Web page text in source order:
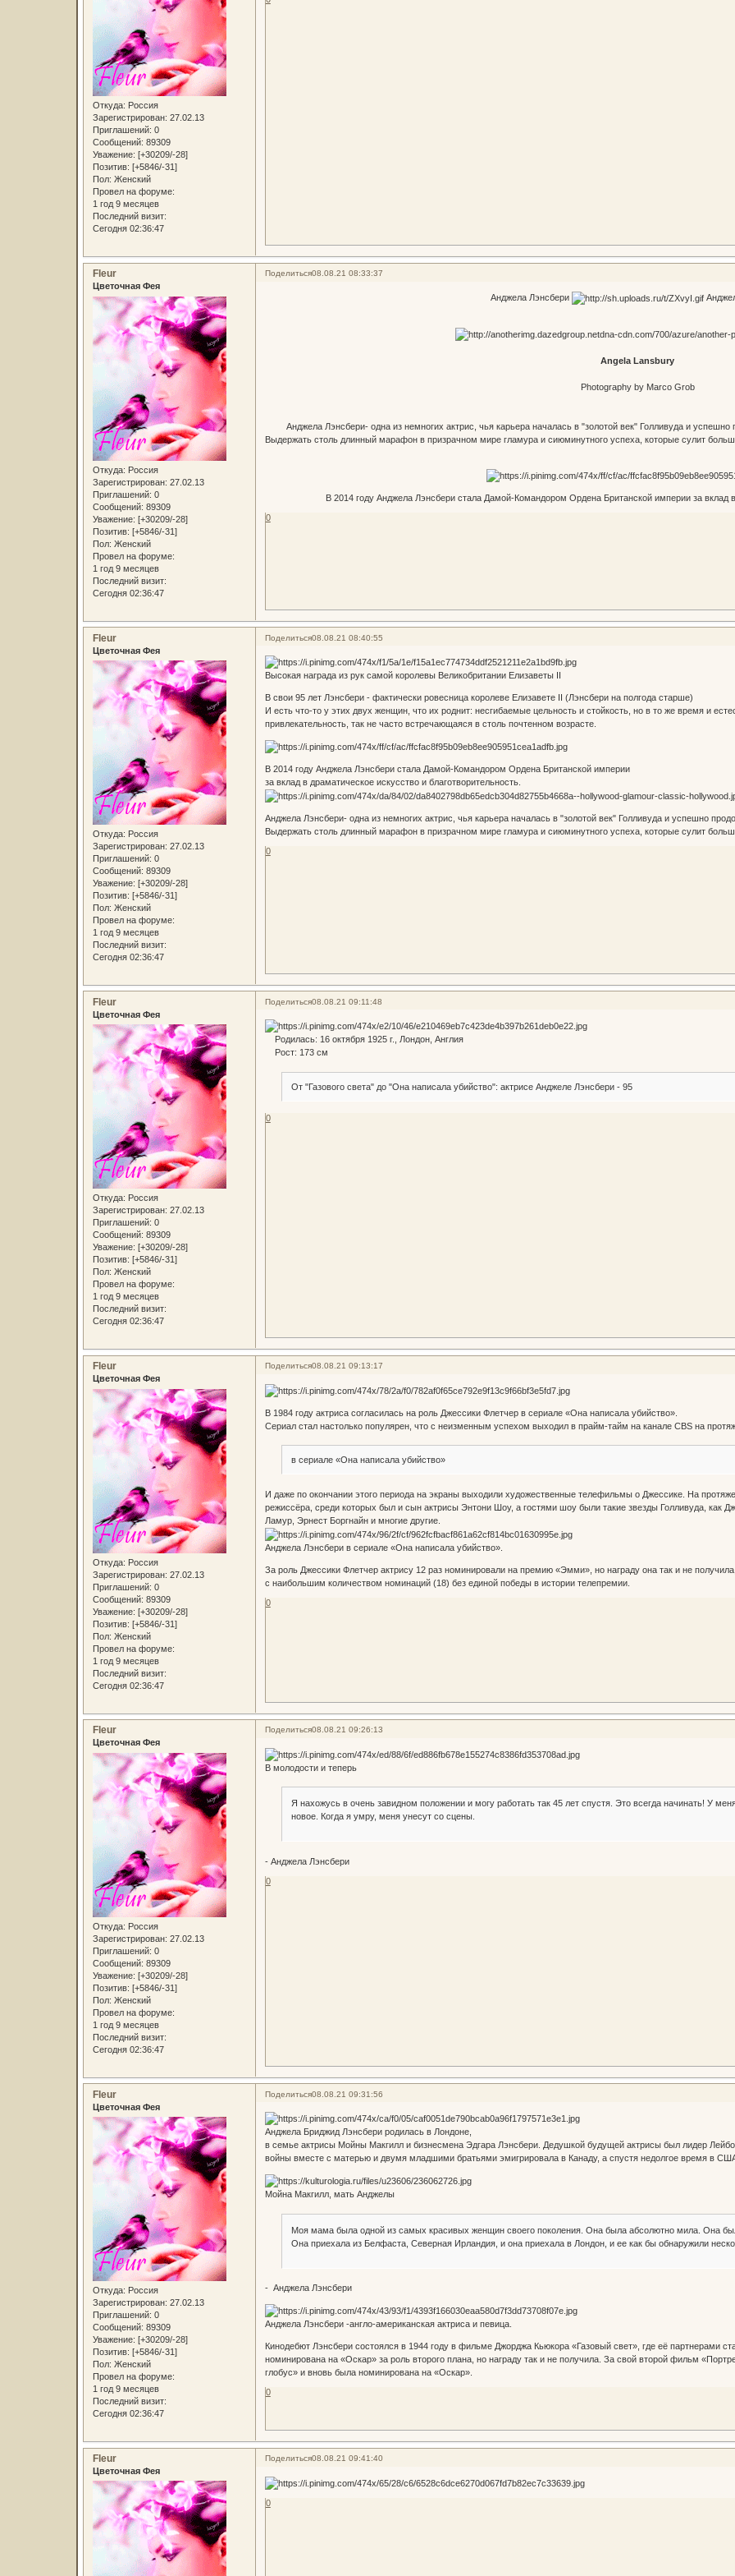
Откуда: Россия
Зарегистрирован: 27.02.13
Приглашений: 0
Сообщений: 89309
Уважение: [+30209/-28]
Позитив: [+5846/-31]
Пол: Женский
Провел на форуме:
1 год 9 месяцев
Последний визит:
Сегодня 02:36:47
Поделиться08.08.21 08:33:37
Fleur
Цветочная Фея
Откуда: Россия
Зарегистрирован: 27.02.13
Приглашений: 0
Сообщений: 89309
Уважение: [+30209/-28]
Позитив: [+5846/-31]
Пол: Женский
Провел на форуме:
1 год 9 месяцев
Последний визит:
Сегодня 02:36:47
Анджела Лэнсбери
Angela Lansbury
Photography by Marco Grob
Анджела Лэнсбери- одна из немногих актрис, чья карьера началась в "золотой век" Голливуда и
Выдержать столь длинный марафон в призрачном мире гламура и сиюминутного успеха, которые сулит
В 2014 году Анджела Лэнсбери стала Дамой-Командором Ордена Британской империи за вклад в
0
Поделиться08.08.21 08:40:55
Fleur
Цветочная Фея
Откуда: Россия
Зарегистрирован: 27.02.13
Приглашений: 0
Сообщений: 89309
Уважение: [+30209/-28]
Позитив: [+5846/-31]
Пол: Женский
Провел на форуме:
1 год 9 месяцев
Последний визит:
Сегодня 02:36:47
Высокая награда из рук самой королевы Великобритании Елизаветы II
В свои 95 лет Лэнсбери - фактически ровесница королеве Елизавете II (Лэнсбери на полгода старше)
И есть что-то у этих двух женщин, что их роднит: несгибаемые цельность и стойкость, но в то же время и
привлекательность, так не часто встречающаяся в столь почтенном возрасте.
В 2014 году Анджела Лэнсбери стала Дамой-Командором Ордена Британской империи
за вклад в драматическое искусство и благотворительность.
Анджела Лэнсбери- одна из немногих актрис, чья карьера началась в "золотой век" Голливуда и успешно
Выдержать столь длинный марафон в призрачном мире гламура и сиюминутного успеха, которые сулит
0
Поделиться08.08.21 09:11:48
Fleur
Цветочная Фея
Откуда: Россия
Зарегистрирован: 27.02.13
Приглашений: 0
Сообщений: 89309
Уважение: [+30209/-28]
Позитив: [+5846/-31]
Пол: Женский
Провел на форуме:
1 год 9 месяцев
Последний визит:
Сегодня 02:36:47
Родилась: 16 октября 1925 г., Лондон, Англия
Рост: 173 см
От "Газового света" до "Она написала убийство": актрисе Анджеле Лэнсбери - 95
0
Поделиться08.08.21 09:13:17
Fleur
Цветочная Фея
Откуда: Россия
Зарегистрирован: 27.02.13
Приглашений: 0
Сообщений: 89309
Уважение: [+30209/-28]
Позитив: [+5846/-31]
Пол: Женский
Провел на форуме:
1 год 9 месяцев
Последний визит:
Сегодня 02:36:47
В 1984 году актриса согласилась на роль Джессики Флетчер в сериале «Она написала убийство».
Сериал стал настолько популярен, что с неизменным успехом выходил в прайм-тайм на канале CBS на
в сериале «Она написала убийство»
И даже по окончании этого периода на экраны выходили художественные телефильмы о Джессике. На
режиссёра, среди которых был и сын актрисы Энтони Шоу, а гостями шоу были такие звезды Голливуда,
Ламур, Эрнест Боргнайн и многие другие.
Анджела Лэнсбери в сериале «Она написала убийство».
За роль Джессики Флетчер актрису 12 раз номинировали на премию «Эмми», но награду она так и не
с наибольшим количеством номинаций (18) без единой победы в истории телепремии.
0
Поделиться08.08.21 09:26:13
Fleur
Цветочная Фея
Откуда: Россия
Зарегистрирован: 27.02.13
Приглашений: 0
Сообщений: 89309
Уважение: [+30209/-28]
Позитив: [+5846/-31]
Пол: Женский
Провел на форуме:
1 год 9 месяцев
Последний визит:
Сегодня 02:36:47
В молодости и теперь
Я нахожусь в очень завидном положении и могу работать так 45 лет спустя. Это всегда начинать! У
новое. Когда я умру, меня унесут со сцены.
- Анджела Лэнсбери
0
Поделиться08.08.21 09:31:56
Fleur
Цветочная Фея
Откуда: Россия
Зарегистрирован: 27.02.13
Приглашений: 0
Сообщений: 89309
Уважение: [+30209/-28]
Позитив: [+5846/-31]
Пол: Женский
Провел на форуме:
1 год 9 месяцев
Последний визит:
Сегодня 02:36:47
Анджела Бриджид Лэнсбери родилась в Лондоне,
в семье актрисы Мойны Макгилл и бизнесмена Эдгара Лэнсбери. Дедушкой будущей актрисы был лидер
войны вместе с матерью и двумя младшими братьями эмигрировала в Канаду, а спустя недолгое время в
Мойна Макгилл, мать Анджелы
Моя мама была одной из самых красивых женщин своего поколения. Она была абсолютно мила. Она
Она приехала из Белфаста, Северная Ирландия, и она приехала в Лондон, и ее как бы обнаружили
- Анджела Лэнсбери
Анджела Лэнсбери -англо-американская актриса и певица.
Кинодебют Лэнсбери состоялся в 1944 году в фильме Джорджа Кьюкора «Газовый свет», где её партнерами
номинирована на «Оскар» за роль второго плана, но награду так и не получила. За свой второй фильм
глобус» и вновь была номинирована на «Оскар».
0
Поделиться08.08.21 09:41:40
Fleur
Цветочная Фея
0